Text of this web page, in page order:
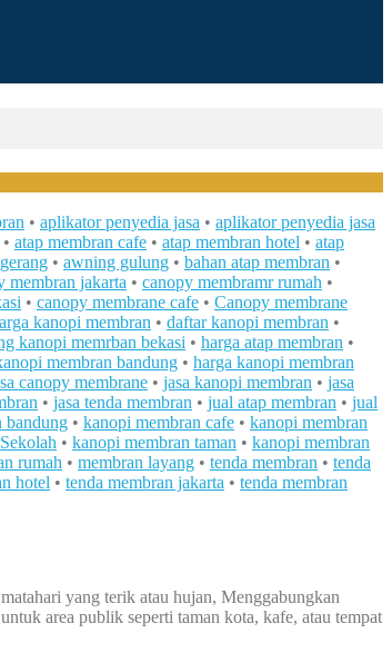
• aplikator penyedia jasa • aplikator penyedia jasa
• atap membran cafe • atap membran hotel • atap
• awning gulung • bahan atap membran •
membran jakarta • canopy membramr rumah •
• canopy membrane cafe • Canopy membrane
kanopi membran • daftar kanopi membran •
kanopi memrban bekasi • harga atap membran •
membran bandung • harga kanopi membran
canopy membrane • jasa kanopi membran • jasa
• jasa tenda membran • jual atap membran • jual
bandung • kanopi membran cafe • kanopi membran
• kanopi membran taman • kanopi membran
rumah • membran layang • tenda membran • tenda
hotel • tenda membran jakarta • tenda membran
yang terik atau hujan, Menggabungkan
area publik seperti taman kota, kafe, atau tempat